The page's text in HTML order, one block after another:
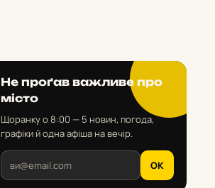
Не проґав важливе про
місто
Щоранку о 8:00 — 5 новин, погода,
графіки й одна афіша на вечір.
OK